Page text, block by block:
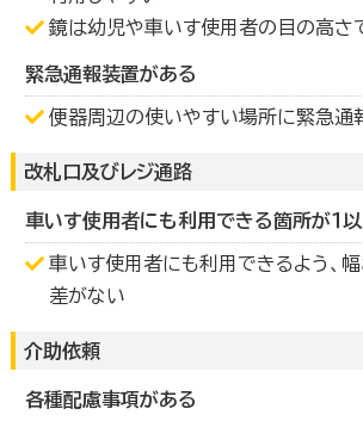
鏡は幼児や車いす使用者の目の高さ
緊急通報装置がある
便器周辺の使いやすい場所に緊急通
改札口及びレジ通路
車いす使用者にも利用できる箇所が１
車いす使用者にも利用できるよう、幅
差がない
介助依頼
各種配慮事項がある